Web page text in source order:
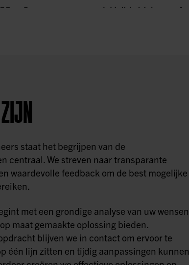
staat het begrijpen van de
centraal. We streven naar transparante
waardevolle feedback om de best mogelijke
met een grondige analyse van uw wensen,
maat gemaakte oplossing bieden.
blijven we in contact om ervoor te
één lijn zitten en tijdig aanpassingen kunnen